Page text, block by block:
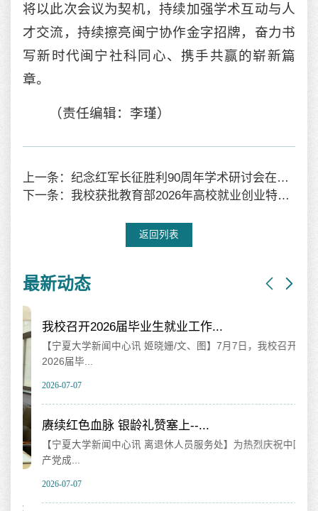
将以此次会议为契机，持续加强学术互动与人
才交流，持续擦亮闽宁协作金字招牌，奋力书
写新时代闽宁社科同心、携手共赢的崭新篇
章。
（责任编辑：李瑾）
上一条：纪念红军长征胜利90周年学术研讨会在宁夏银川举办
下一条：我校获批教育部2026年高校就业创业特色教材课题立项
返回列表
最新动态
我校召开2026届毕业生就业工作...
【宁夏大学新闻中心讯 姬晓姗/文、图】7月7日，我校召开
2026届毕...
2026-07-07
赓续红色血脉 银龄礼赞塞上--...
【宁夏大学新闻中心讯 离退休人员服务处】为热烈庆祝中国共
产党成...
2026-07-07